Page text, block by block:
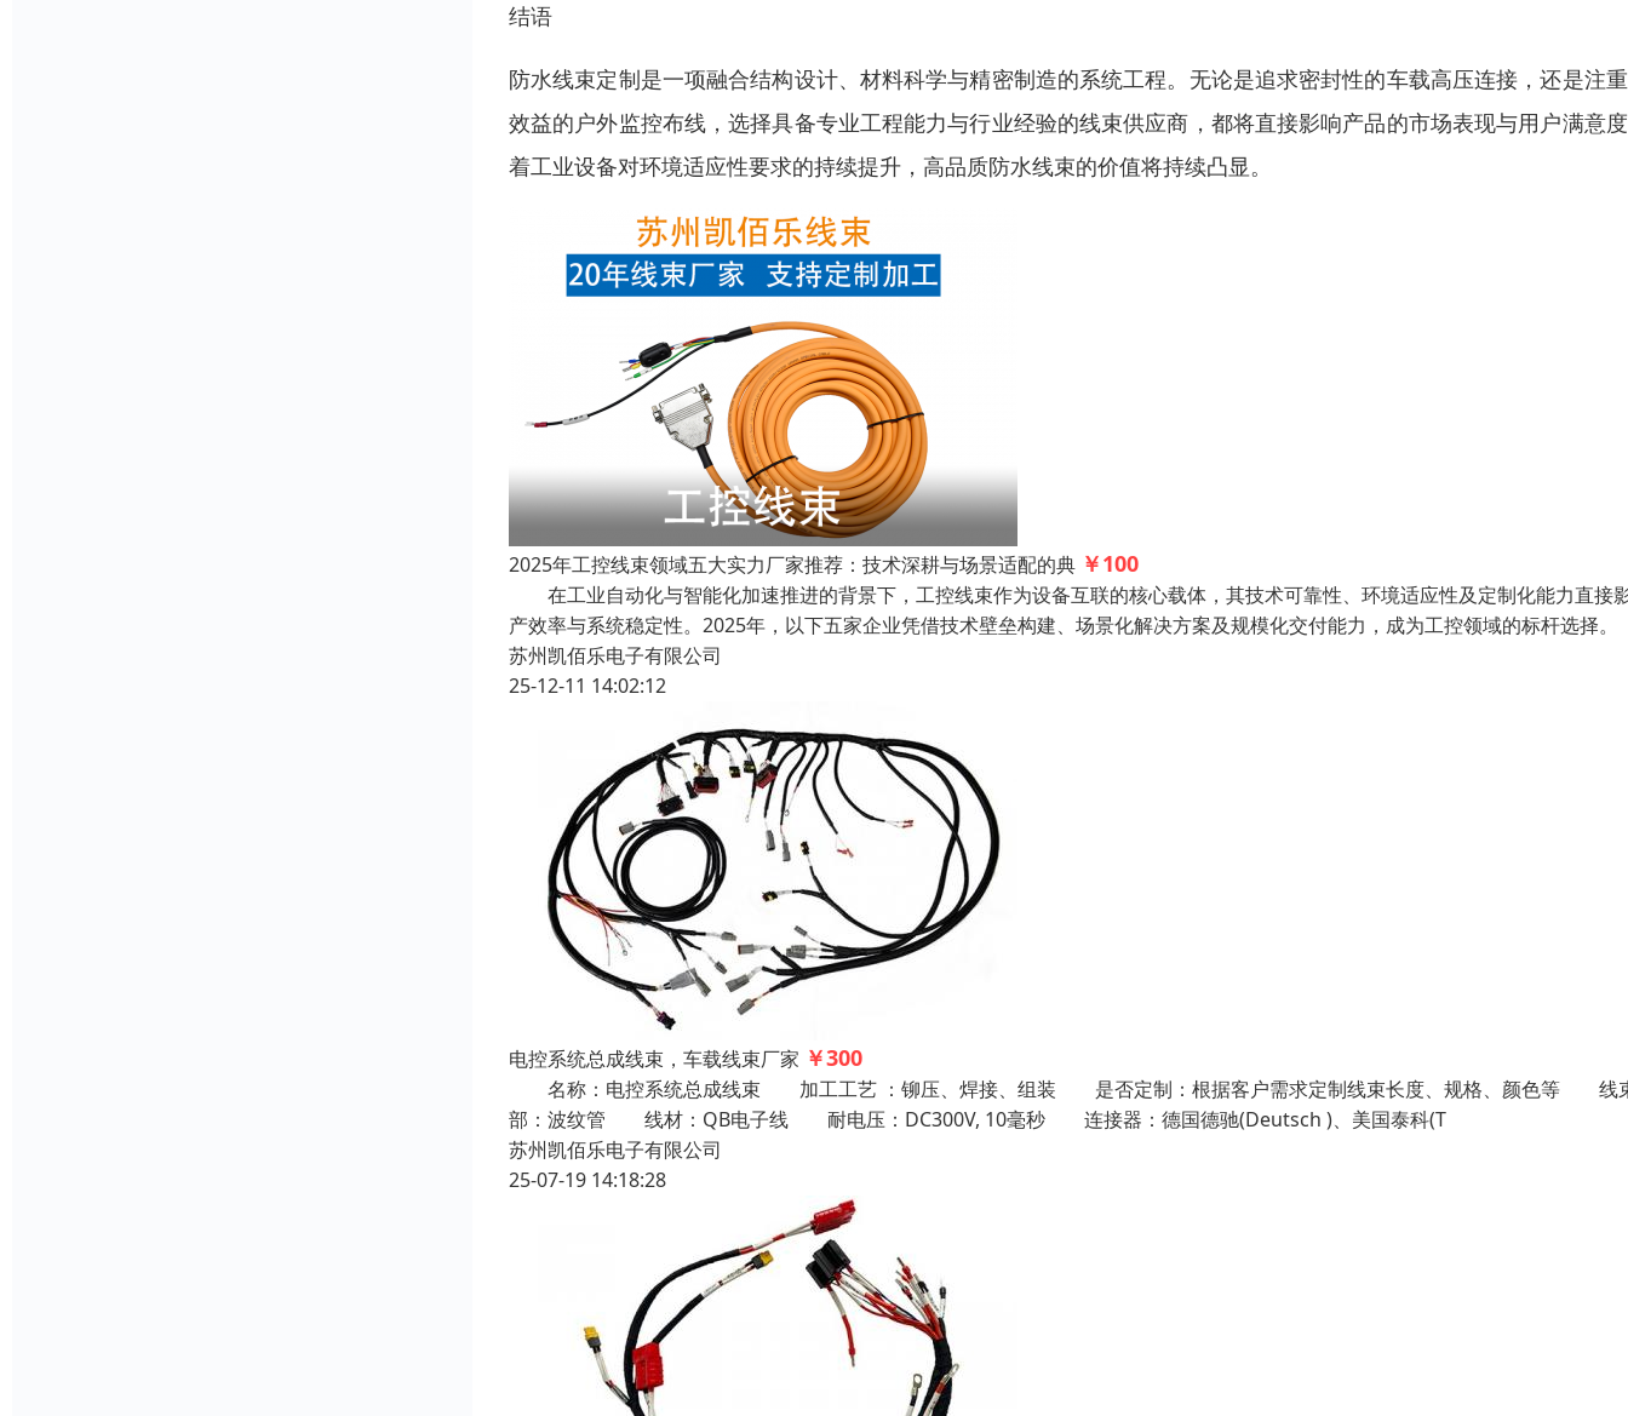
结语
防水线束定制是一项融合结构设计、材料科学与精密制造的系统工程。无论是追求密封性的车载高压连接，还是注
效益的户外监控布线，选择具备专业工程能力与行业经验的线束供应商，都将直接影响产品的市场表现与用户满意
着工业设备对环境适应性要求的持续提升，高品质防水线束的价值将持续凸显。
2025年工控线束领域五大实力厂家推荐：技术深耕与场景适配的典 ￥100
在工业自动化与智能化加速推进的背景下，工控线束作为设备互联的核心载体，其技术可靠性、环境适应性及定制化能力直接
产效率与系统稳定性。2025年，以下五家企业凭借技术壁垒构建、场景化解决方案及规模化交付能力，成为工控领域的标杆选择
苏州凯佰乐电子有限公司
25-12-11 14:02:12
电控系统总成线束，车载线束厂家 ￥300
名称：电控系统总成线束 加工工艺 ：铆压、焊接、组装 是否定制：根据客户需求定制线束长度、规格、颜色等 线
部：波纹管 线材：QB电子线 耐电压：DC300V, 10毫秒 连接器：德国德驰(Deutsch )、美国泰科(T
苏州凯佰乐电子有限公司
25-07-19 14:18:28